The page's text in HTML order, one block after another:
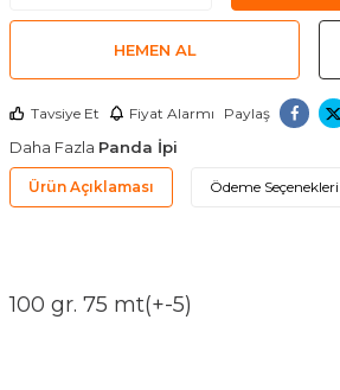
HEMEN AL
Tavsiye Et Fiyat Alarmı Paylaş
Daha Fazla Panda İpi
Ürün Açıklaması Ödeme Seçenekleri
100 gr. 75 mt(+-5)